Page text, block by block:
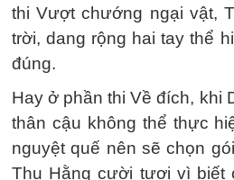
thi Vượt chướng ngại vật,
trời, dang rộng hai tay thể
đúng.
Hay ở phần thi Về đích, khi
thân cậu không thể thực
nguyệt quế nên sẽ chọn
Thu Hằng cười tươi vì biết